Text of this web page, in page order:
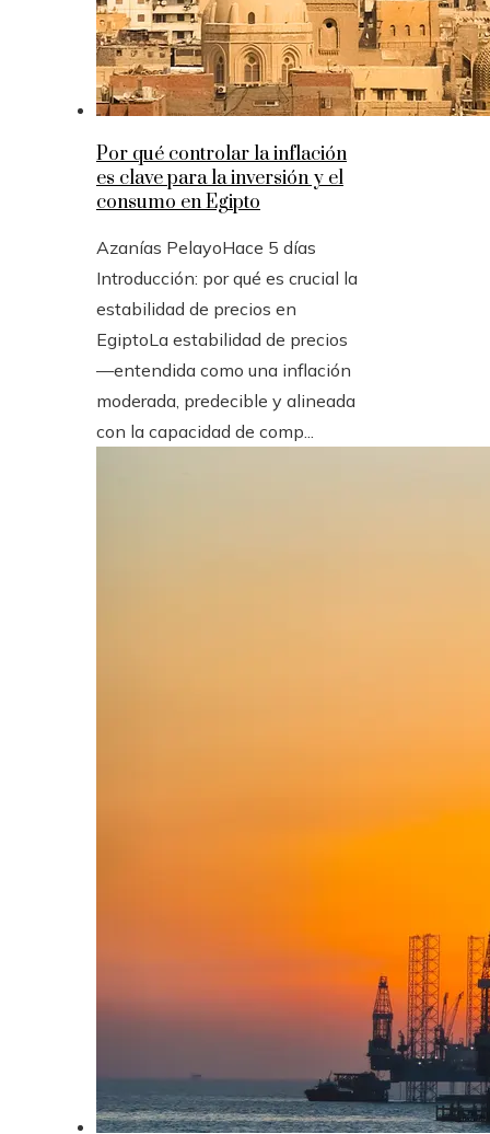
Por qué controlar la inflación
es clave para la inversión y el
consumo en Egipto
Azanías PelayoHace 5 días
Introducción: por qué es crucial la
estabilidad de precios en
EgiptoLa estabilidad de precios
—entendida como una inflación
moderada, predecible y alineada
con la capacidad de comp...